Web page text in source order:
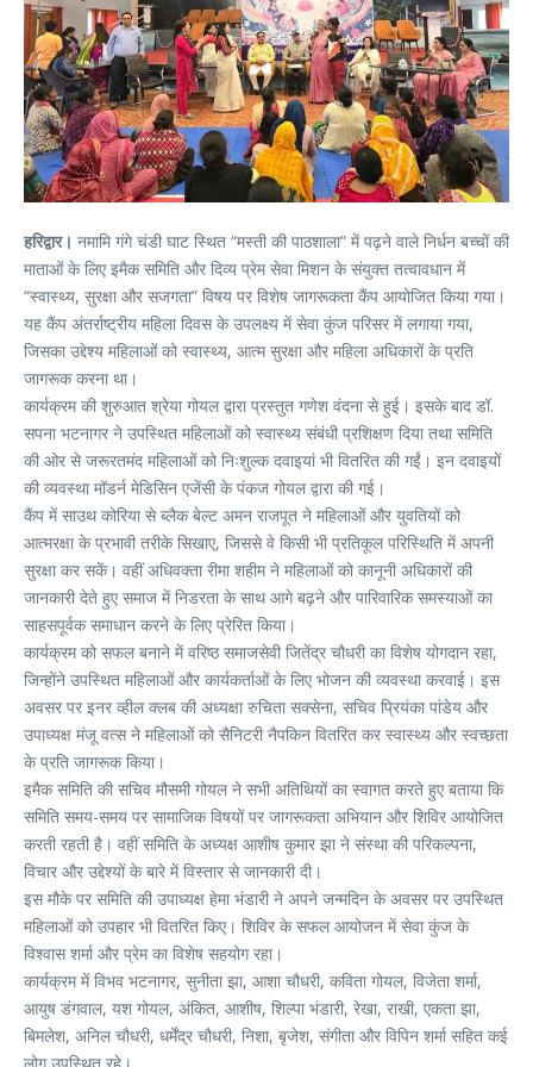
हरिद्वार। नमामि गंगे चंडी घाट स्थित “मस्ती की पाठशाला” में पढ़ने वाले निर्धन बच्चों की
माताओं के लिए इमैक समिति और दिव्य प्रेम सेवा मिशन के संयुक्त तत्वावधान में
“स्वास्थ्य, सुरक्षा और सजगता” विषय पर विशेष जागरूकता कैंप आयोजित किया गया।
यह कैंप अंतर्राष्ट्रीय महिला दिवस के उपलक्ष्य में सेवा कुंज परिसर में लगाया गया,
जिसका उद्देश्य महिलाओं को स्वास्थ्य, आत्म सुरक्षा और महिला अधिकारों के प्रति
जागरूक करना था।
कार्यक्रम की शुरुआत श्रेया गोयल द्वारा प्रस्तुत गणेश वंदना से हुई। इसके बाद डॉ.
सपना भटनागर ने उपस्थित महिलाओं को स्वास्थ्य संबंधी प्रशिक्षण दिया तथा समिति
की ओर से जरूरतमंद महिलाओं को निःशुल्क दवाइयां भी वितरित की गईं। इन दवाइयों
की व्यवस्था मॉडर्न मेडिसिन एजेंसी के पंकज गोयल द्वारा की गई।
कैंप में साउथ कोरिया से ब्लैक बेल्ट अमन राजपूत ने महिलाओं और युवतियों को
आत्मरक्षा के प्रभावी तरीके सिखाए, जिससे वे किसी भी प्रतिकूल परिस्थिति में अपनी
सुरक्षा कर सकें। वहीं अधिवक्ता रीमा शहीम ने महिलाओं को कानूनी अधिकारों की
जानकारी देते हुए समाज में निडरता के साथ आगे बढ़ने और पारिवारिक समस्याओं का
साहसपूर्वक समाधान करने के लिए प्रेरित किया।
कार्यक्रम को सफल बनाने में वरिष्ठ समाजसेवी जितेंद्र चौधरी का विशेष योगदान रहा,
जिन्होंने उपस्थित महिलाओं और कार्यकर्ताओं के लिए भोजन की व्यवस्था करवाई। इस
अवसर पर इनर व्हील क्लब की अध्यक्षा रुचिता सक्सेना, सचिव प्रियंका पांडेय और
उपाध्यक्ष मंजू वत्स ने महिलाओं को सैनिटरी नैपकिन वितरित कर स्वास्थ्य और स्वच्छता
के प्रति जागरूक किया।
इमैक समिति की सचिव मौसमी गोयल ने सभी अतिथियों का स्वागत करते हुए बताया कि
समिति समय-समय पर सामाजिक विषयों पर जागरूकता अभियान और शिविर आयोजित
करती रहती है। वहीं समिति के अध्यक्ष आशीष कुमार झा ने संस्था की परिकल्पना,
विचार और उद्देश्यों के बारे में विस्तार से जानकारी दी।
इस मौके पर समिति की उपाध्यक्ष हेमा भंडारी ने अपने जन्मदिन के अवसर पर उपस्थित
महिलाओं को उपहार भी वितरित किए। शिविर के सफल आयोजन में सेवा कुंज के
विश्वास शर्मा और प्रेम का विशेष सहयोग रहा।
कार्यक्रम में विभव भटनागर, सुनीता झा, आशा चौधरी, कविता गोयल, विजेता शर्मा,
आयुष डंगवाल, यश गोयल, अंकित, आशीष, शिल्पा भंडारी, रेखा, राखी, एकता झा,
बिमलेश, अनिल चौधरी, धर्मेंद्र चौधरी, निशा, बृजेश, संगीता और विपिन शर्मा सहित कई